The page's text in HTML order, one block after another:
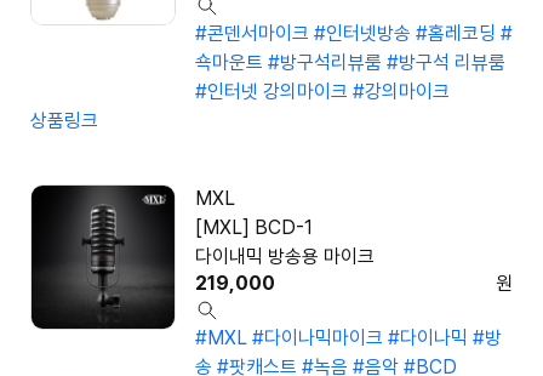
#콘덴서마이크 #인터넷방송 #홈레코딩 #
쇽마운트 #방구석리뷰룸 #방구석 리뷰룸
#인터넷 강의마이크 #강의마이크
상품링크
MXL
[MXL] BCD-1
다이내믹 방송용 마이크
219,000
원
#MXL #다이나믹마이크 #다이나믹 #방
송 #팟캐스트 #녹음 #음악 #BCD